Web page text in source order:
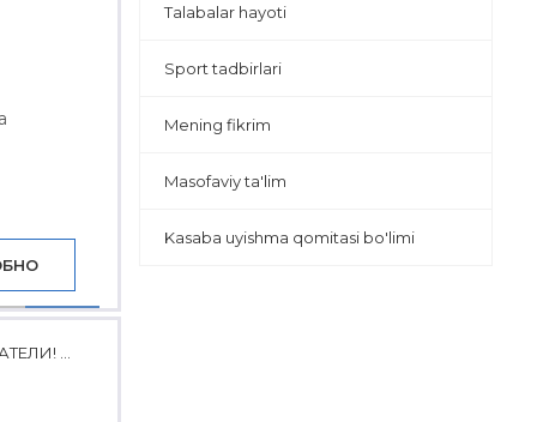
...
Talabalar hayoti
Sport tadbirlari
Mening fikrim
Masofaviy ta'lim
Kasaba uyishma qomitasi bo'limi